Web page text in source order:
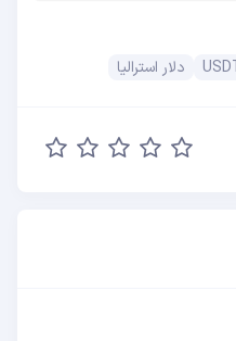
دلار استرالیا